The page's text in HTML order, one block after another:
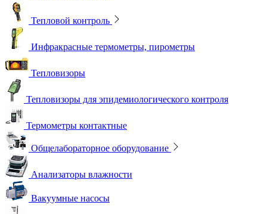
Тепловой контроль
Инфракрасные термометры, пирометры
Тепловизоры
Тепловизоры для эпидемиологического контроля
Термометры контактные
Общелабораторное оборудование
Анализаторы влажности
Вакуумные насосы